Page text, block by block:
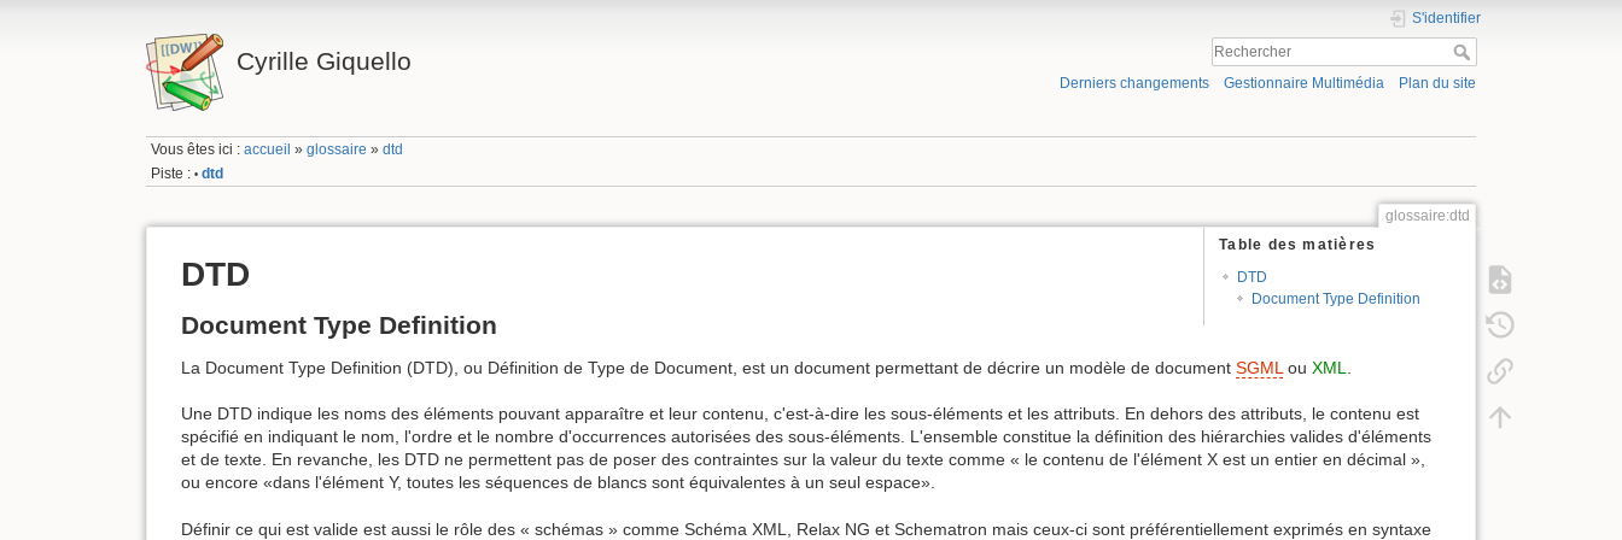
Cyrille Giquello
S'identifier
Derniers changements Gestionnaire Multimédia Plan du site
Vous êtes ici :accueil »glossaire »dtd
Piste : • dtd
glossaire:dtd
Table des matières
DTD
Document Type Definition
DTD
Document Type Definition
La Document Type Definition (DTD), ou Définition de Type de Document, est un document permettant de décrire un modèle de document SGML ou XML
Une DTD indique les noms des éléments pouvant apparaître et leur contenu, c'est-à-dire les sous-éléments et les attributs. En dehors des attributs, le contenu est
spécifié en indiquant le nom, l'ordre et le nombre d'occurrences autorisées des sous-éléments. L'ensemble constitue la définition des hiérarchies valides d'éléments
et de texte. En revanche, les DTD ne permettent pas de poser des contraintes sur la valeur du texte comme « le contenu de l'élément X est un entier en décimal »,
ou encore «dans l'élément Y, toutes les séquences de blancs sont équivalentes à un seul espace».
Définir ce qui est valide est aussi le rôle des « schémas » comme Schéma XML, Relax NG et Schematron mais ceux-ci sont préférentiellement exprimés en syntaxe